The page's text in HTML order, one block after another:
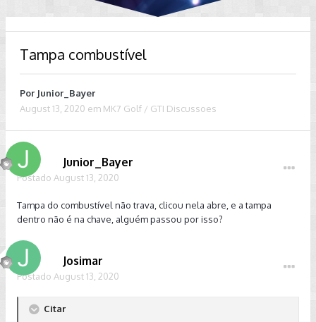
Tampa combustível
Por Junior_Bayer
August 13, 2020 em MK7 Golf / GTI Discussoes
Junior_Bayer
Postado August 13, 2020
Tampa do combustível não trava, clicou nela abre, e a tampa
dentro não é na chave, alguém passou por isso?
Josimar
Postado August 13, 2020
Citar